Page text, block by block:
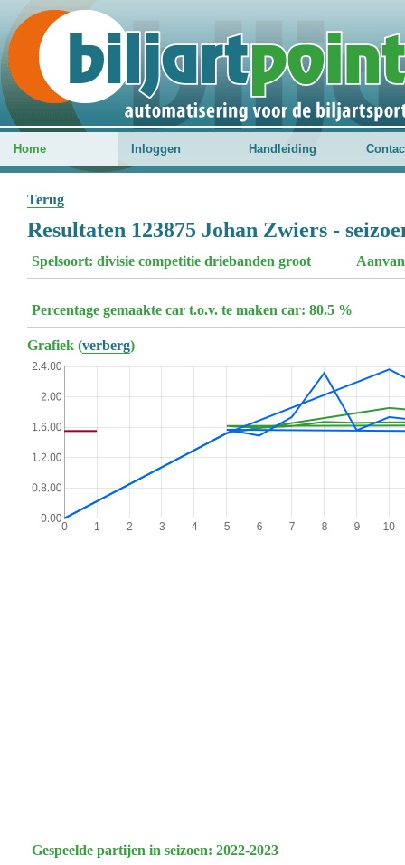
Home Inloggen Handleiding
Terug
Resultaten 123875 Johan Zwiers -
Spelsoort: divisie competitie driebanden groot
Percentage gemaakte car t.o.v. te maken car: 80.5 %
Grafiek (verberg)
Gespeelde partijen in seizoen: 2022-2023